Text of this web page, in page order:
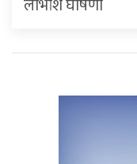
लाभांश घोषणा